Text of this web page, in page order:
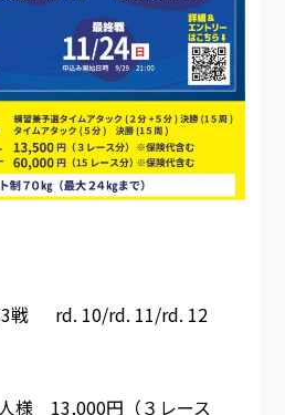
rd. 10/rd. 11/rd. 12
様 13,000円（３レース